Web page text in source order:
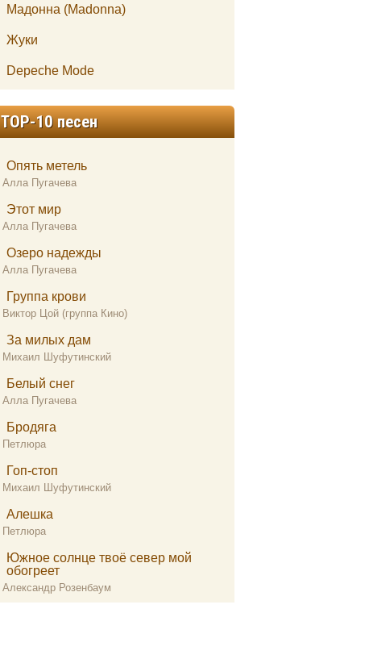
Мадонна (Madonna)
Жуки
Depeche Mode
TOP-10 песен
Опять метель
Алла Пугачева
Этот мир
Алла Пугачева
Озеро надежды
Алла Пугачева
Группа крови
Виктор Цой (группа Кино)
За милых дам
Михаил Шуфутинский
Белый снег
Алла Пугачева
Бродяга
Петлюра
Гоп-стоп
Михаил Шуфутинский
Алешка
Петлюра
Южное солнце твоё север мой
обогреет
Александр Розенбаум